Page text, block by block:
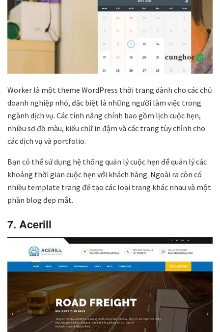
Worker là một theme WordPress thời trang dành cho các chủ
doanh nghiệp nhỏ, đặc biệt là những người làm việc trong
ngành dịch vụ. Các tính năng chính bao gồm lịch cuộc hẹn,
nhiều sơ đồ màu, kiểu chữ in đậm và các trang tùy chỉnh cho
các dịch vụ và portfolio.
Bạn có thể sử dụng hệ thống quản lý cuộc hẹn để quản lý các
khoảng thời gian cuộc hẹn với khách hàng. Ngoài ra còn có
nhiều template trang để tạo các loại trang khác nhau và một
phần blog đẹp mắt.
7. Acerill